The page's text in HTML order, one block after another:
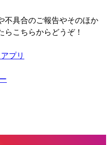
不具合のご報告やそのほか
こちらからどうぞ！
プリ